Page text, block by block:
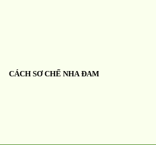
CÁCH SƠ CHẾ NHA ĐAM